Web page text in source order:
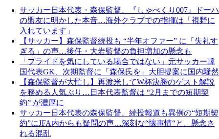
サッカー日本代表・森保監督、『しゃべくり007』ドーハ
の盟友に明かした本音…海外クラブでの指揮は「視野に
入れています」
【サッカー】森保監督続投も “半年オファー” に「失礼す
ぎる」の声…後任・大岩監督の負担増加の懸念も
「プライドを気にしている場合ではない」元サッカー韓
国代表GK、次期監督に「森保氏を」大胆提案に国内騒然
【森保監督が大忙し】再渡米してW杯決勝のゲスト解説
を務める人気ぶり…日本代表監督は “2月までの短期契
約” が濃厚に
サッカー日本代表の森保監督、続投報道も異例の“短期契
約”にJFA内からも疑問の声…深刻な“懐事情“と、懸念さ
れる混乱